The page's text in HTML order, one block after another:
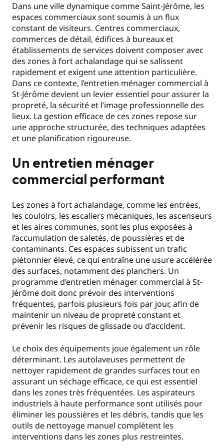
Dans une ville dynamique comme Saint-Jérôme, les
espaces commerciaux sont soumis à un flux
constant de visiteurs. Centres commerciaux,
commerces de détail, édifices à bureaux et
établissements de services doivent composer avec
des zones à fort achalandage qui se salissent
rapidement et exigent une attention particulière.
Dans ce contexte, l’entretien ménager commercial à
St-Jérôme devient un levier essentiel pour assurer la
propreté, la sécurité et l’image professionnelle des
lieux. La gestion efficace de ces zones repose sur
une approche structurée, des techniques adaptées
et une planification rigoureuse.
Un entretien ménager
commercial performant
Les zones à fort achalandage, comme les entrées,
les couloirs, les escaliers mécaniques, les ascenseurs
et les aires communes, sont les plus exposées à
l’accumulation de saletés, de poussières et de
contaminants. Ces espaces subissent un trafic
piétonnier élevé, ce qui entraîne une usure accélérée
des surfaces, notamment des planchers. Un
programme d’entretien ménager commercial à St-
Jérôme doit donc prévoir des interventions
fréquentes, parfois plusieurs fois par jour, afin de
maintenir un niveau de propreté constant et
prévenir les risques de glissade ou d’accident.
Le choix des équipements joue également un rôle
déterminant. Les autolaveuses permettent de
nettoyer rapidement de grandes surfaces tout en
assurant un séchage efficace, ce qui est essentiel
dans les zones très fréquentées. Les aspirateurs
industriels à haute performance sont utilisés pour
éliminer les poussières et les débris, tandis que les
outils de nettoyage manuel complètent les
interventions dans les zones plus restreintes.